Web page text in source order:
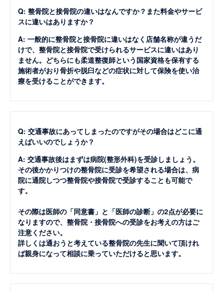
Q: 整骨院と接骨院の違いはなんですか？また料金やサービ
スに違いはありますか？
A: 一般的に整骨院と接骨院に違いはなく店舗名称が違うだ
けで、整骨院と接骨院で受けられるサービスに違いはあり
ません。どちらにも柔道整復師という国家資格を保有する
施術者がおり骨折や脱臼などの症状に対して保険を使い治
療を受けることができます。
Q: 交通事故にあってしまったのですがその場合はどこに通
えばいいのでしょうか？
A: 交通事故後はまずは病院(整形外科)を受診しましょう。
その後かかりつけの整骨院に受診を希望される場合は、病
院に通院しつつ整骨院や接骨院で受診することも可能で
す。
その際は医師の「同意書」と「医師の診断」の2点が必要に
なりますので、整骨院・接骨院への受診をお考えの方はご
注意ください。
詳しくは通おうと考えている整骨院の先生に聞いて頂けれ
ば親身になって相談に乗っていただけると思います。